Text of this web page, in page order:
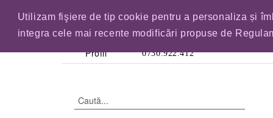
Utilizam fişiere de tip cookie pentru a personaliza și
integra cele mai recente modificări propuse de
IN CURAND
Profil 0730.922.412